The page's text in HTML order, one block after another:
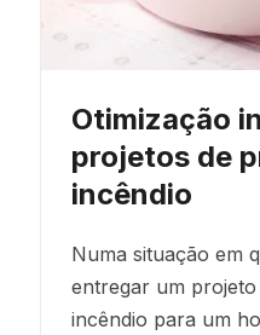
Otimização
projetos de
incêndio
Numa situação em
entregar um
incêndio para um